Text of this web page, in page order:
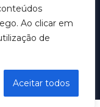
Ao clicar em
de
Aceitar todos